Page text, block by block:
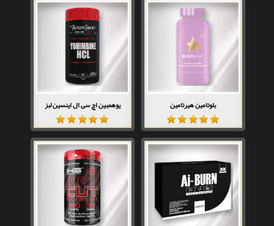
بلوتامین هیرتامین یوهمبین اچ سی ال اینسین لبز